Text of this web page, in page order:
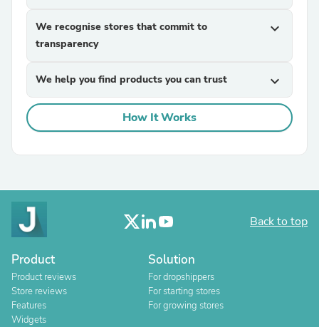
We recognise stores that commit to
transparency
expand_more
We help you find products you can trust expand_more
How It Works
Back to top
Product
Product reviews
Store reviews
Features
Widgets
Solution
For dropshippers
For starting stores
For growing stores